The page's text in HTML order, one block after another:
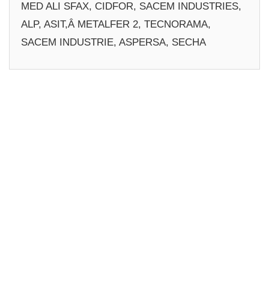
MED ALI SFAX, CIDFOR, SACEM INDUSTRIES,
ALP, ASIT,Â METALFER 2, TECNORAMA,
SACEM INDUSTRIE, ASPERSA, SECHA